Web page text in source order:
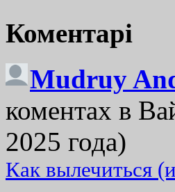
Коментарі
Mudruy
коментах в
2025 года)
Как вылечиться